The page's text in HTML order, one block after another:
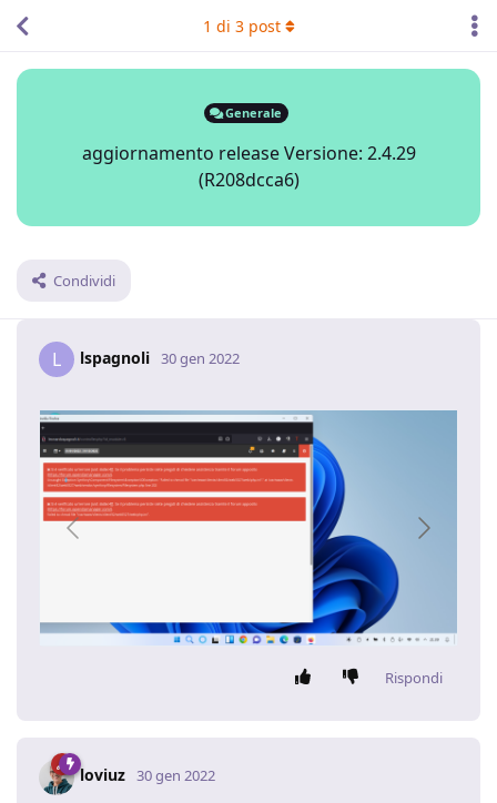
Generale
aggiornamento release Versione: 2.4.29
(R208dcca6)
Condividi
1 di 3post
L lspagnoli 30 gen 2022
Rispondi
loviuz 30 gen 2022